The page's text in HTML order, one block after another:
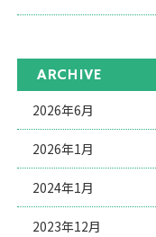
ARCHIVE
2026年6月
2026年1月
2024年1月
2023年12月